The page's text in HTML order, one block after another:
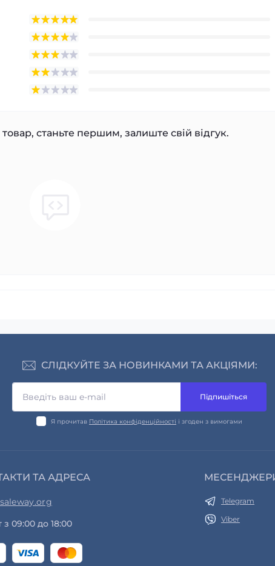
станьте першим, залиште свій відгук.
СЛІДКУЙТЕ ЗА НОВИНКАМИ ТА АКЦІЯМИ:
Підпишіться
Я прочитав Політика конфіденційності і згоден з вимогами
ТА АДРЕСА
09:00 до 18:00
Telegram
Viber